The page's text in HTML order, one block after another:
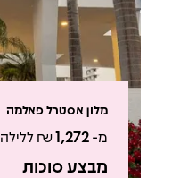
מלון אסטרל פאלמה
מ-1,272₪ ללילה
מבצע סוכות